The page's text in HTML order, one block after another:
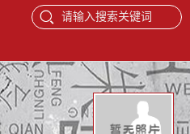
请输入搜索关键词